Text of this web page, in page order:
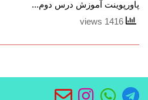
پاورپوینت آموزش درس دوم...